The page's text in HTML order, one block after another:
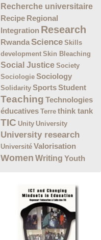
Recherche universitaire
Recipe Regional
Integration Research
Rwanda Science Skills
development Skin Bleaching
Social Justice Society
Sociologie Sociology
Solidarity Sports Student
Teaching Technologies
éducatives Terre think tank
TIC Unity University
University research
Université Valorisation
Women Writing Youth